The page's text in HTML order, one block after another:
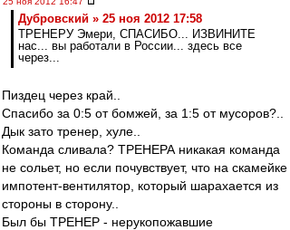
Дубровский » 25 ноя 2012 17:58
ТРЕНЕРУ Эмери, СПАСИБО... ИЗВИНИТЕ
нас... вы работали в России... здесь все
через...
Пиздец через край..
Спасибо за 0:5 от бомжей, за 1:5 от мусоров?..
Дык зато тренер, хуле..
Команда сливала? ТРЕНЕРА никакая команда
не сольет, но если почувствует, что на скамейке
импотент-вентилятор, который шарахается из
стороны в сторону..
Был бы ТРЕНЕР - нерукопожавшие